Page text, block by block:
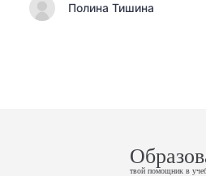
Полина Тишина
твой помощник в